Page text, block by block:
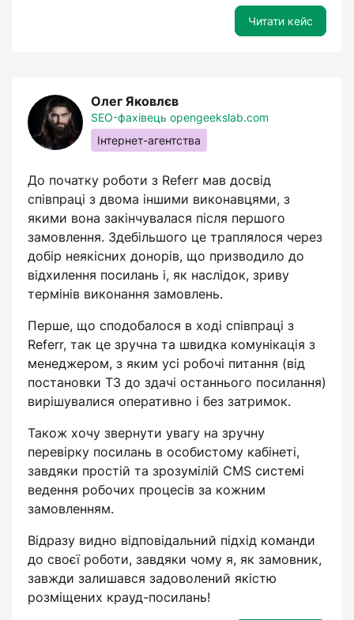
Читати кейс
Олег Яковлєв
SEO-фахівець opengeekslab.com
Інтернет-агентства
До початку роботи з Referr мав досвід
співпраці з двома іншими виконавцями, з
якими вона закінчувалася після першого
замовлення. Здебільшого це траплялося через
добір неякісних донорів, що призводило до
відхилення посилань і, як наслідок, зриву
термінів виконання замовлень.
Перше, що сподобалося в ході співпраці з
Referr, так це зручна та швидка комунікація з
менеджером, з яким усі робочі питання (від
постановки ТЗ до здачі останнього посилання)
вирішувалися оперативно і без затримок.
Також хочу звернути увагу на зручну
перевірку посилань в особистому кабінеті,
завдяки простій та зрозумілій CMS системі
ведення робочих процесів за кожним
замовленням.
Відразу видно відповідальний підхід команди
до своєї роботи, завдяки чому я, як замовник,
завжди залишався задоволений якістю
розміщених крауд-посилань!